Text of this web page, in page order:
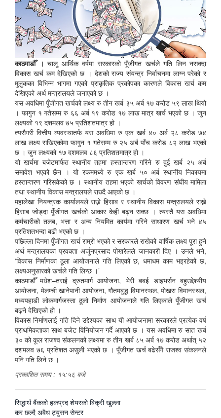
काठमाडौँ । चालू आर्थिक वर्षमा सरकारको पूँजीगत खर्चले गति लिन नसक्दा
विकास खर्च कम देखिएको छ । देशको राज्य संयन्त्र निर्वाचनमा लाग्न परेको र
मुलुकका विभिन्न भागमा गएको प्राकृतिक प्रकोपका कारणले विकास खर्च कम
देखिएको अर्थ मन्त्रालयले जनाएको छ ।
यस अवधिमा पूँजीगत खर्चको लक्ष्य रु तीन खर्ब ३५ अर्ब १७ करोड ५९ लाख थियो
। फागुन १ गतेसम्म रु ६६ अर्ब १९ करोड १७ लाख मात्र खर्च भएको छ । जुन
लक्ष्यको १९ दशमलव ७५ प्रतिशतमात्र हो ।
त्यसैगरी वित्तीय व्यवस्थातर्फ यस अवधिमा रु एक खर्ब ४० अर्ब २८ करोड ७४
लाख लक्ष्य राखिएकोमा फागुन १ गतेसम्म रु २५ अर्ब पाँच करोड ८२ लाख भएको
छ । जुन लक्ष्यको १७ दशमलव ८६ प्रतिशतमात्र हो ।
यो खर्चमा बजेटमार्फत स्थानीय तहमा हस्तान्तरण गरिने रु दुई खर्ब २५ अर्ब
समावेश भएको छैन । यो रकममध्ये रु एक खर्ब ५० अर्ब स्थानीय निकायमा
हस्तान्तरण गरिसकेको छ । स्थानीय तहमा भएको खर्चको विवरण संघीय मामिला
तथा स्थानीय विकास मन्त्रालयले राख्दै आएको छ ।
महालेखा नियन्त्रक कार्यालयले राख्ने हिसाब र स्थानीय विकास मन्त्रालयले राख्ने
हिसाब जोड्दा पूँजीगत खर्चको आकार केही बढ्न सक्छ । त्यस्तै यस अवधिमा
कर्मचारीको तलब, भत्ता र अन्य नियमित कार्यमा गरिने साधारण खर्च भने ४५
प्रतिशतभन्दा बढी भएको छ ।
पछिल्ला दिनमा पूँजीगत खर्च राम्रो भएको र सरकारले राखेको वार्षिक लक्ष्य पूरा हुने
अर्थ मन्त्रालयका प्रवक्ता अर्जुनप्रसाद पोखरेलले जानकारी दिए । उनले भने,
‘विकास निर्माणका ठूला आयोजनाले गति लिएको छ, धमाधम काम भइरहेको छ,
लक्ष्यअनुसारको खर्चले गति लिन्छ ।’
काठमाडौँ मधेश–तराई द्रुतमार्ग आयोजना, भेरी बबई डाइभर्सन बहुउद्देश्यीय
आयोजना, मेलम्ची खानेपानी आयोजना, गौतमबुद्ध विमानस्थल, पोखरा विमानस्थल,
मध्यपहाडी लोकमार्गजस्ता ठूलो निर्माण आयोजनाले गति लिएकाले पूँजीगत खर्च
बढ्ने देखिएको हो ।
विकास निर्माणलाई गति दिने उद्देश्यका साथ यी आयोजनामा सरकारले प्रत्येक वर्ष
प्राथमिकताका साथ बजेट विनियोजन गर्दै आएको छ । यस अवधिमा रु सात खर्ब
३० को कूल राजश्व संकलनको लक्ष्यमा रु तीन खर्ब ८५ अर्ब १७ करोड अर्थात् ५२
दशमलव ७६ प्रतिशत असुली भएको छ । पूँजीगत खर्च बढेसँगै राजश्व संकलनले
पनि गति लिने छ ।
प्रकाशित समय : १५:५६ बजे
पछिल्लाे
-
सिद्धार्थ बैंकको हकप्रद शेयरको बिक्री खुल्ला
अघिल्लाे
कर छल्दै अवैध ट्युसन सेन्टर